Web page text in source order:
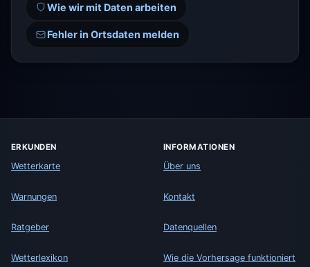
Wie wir mit Daten arbeiten
Fehler in Ortsdaten melden
ERKUNDEN
Wetterkarte
Warnungen
Ratgeber
Wetterlexikon
INFORMATIONEN
Über uns
Kontakt
Datenquellen
Wie die Vorhersage funktioniert